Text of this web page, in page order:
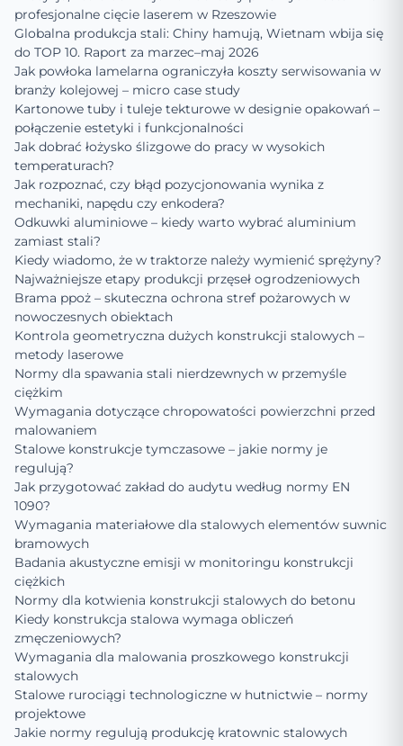
profesjonalne cięcie laserem w Rzeszowie
Globalna produkcja stali: Chiny hamują, Wietnam wbija się
do TOP 10. Raport za marzec–maj 2026
Jak powłoka lamelarna ograniczyła koszty serwisowania w
branży kolejowej – micro case study
Kartonowe tuby i tuleje tekturowe w designie opakowań –
połączenie estetyki i funkcjonalności
Jak dobrać łożysko ślizgowe do pracy w wysokich
temperaturach?
Jak rozpoznać, czy błąd pozycjonowania wynika z
mechaniki, napędu czy enkodera?
Odkuwki aluminiowe – kiedy warto wybrać aluminium
zamiast stali?
Kiedy wiadomo, że w traktorze należy wymienić sprężyny?
Najważniejsze etapy produkcji przęseł ogrodzeniowych
Brama ppoż – skuteczna ochrona stref pożarowych w
nowoczesnych obiektach
Kontrola geometryczna dużych konstrukcji stalowych –
metody laserowe
Normy dla spawania stali nierdzewnych w przemyśle
ciężkim
Wymagania dotyczące chropowatości powierzchni przed
malowaniem
Stalowe konstrukcje tymczasowe – jakie normy je
regulują?
Jak przygotować zakład do audytu według normy EN
1090?
Wymagania materiałowe dla stalowych elementów suwnic
bramowych
Badania akustyczne emisji w monitoringu konstrukcji
ciężkich
Normy dla kotwienia konstrukcji stalowych do betonu
Kiedy konstrukcja stalowa wymaga obliczeń
zmęczeniowych?
Wymagania dla malowania proszkowego konstrukcji
stalowych
Stalowe rurociągi technologiczne w hutnictwie – normy
projektowe
Jakie normy regulują produkcję kratownic stalowych